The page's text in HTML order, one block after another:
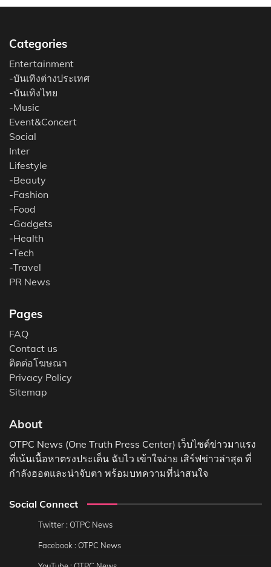
Categories
Entertainment
-บันเทิงต่างประเทศ
-บันเทิงไทย
-Music
Event&Concert
Social
Inter
Lifestyle
-Beauty
-Fashion
-Food
-Gadgets
-Health
-Tech
-Travel
PR News
Pages
FAQ
Contact us
ติดต่อโฆษณา
Privacy Policy
Sitemap
About
OTPC News (One Truth Press Center) เว็บไซต์ข่าวมาแรง
ที่เน้นเนื้อหาตรงประเด็น ฉับไว เข้าใจง่าย เสิร์ฟข่าวล่าสุด ที่
กำลังฮอตและน่าจับตา พร้อมบทความที่น่าสนใจ
Social Connect
Twitter : OTPC News
Facebook : OTPC News